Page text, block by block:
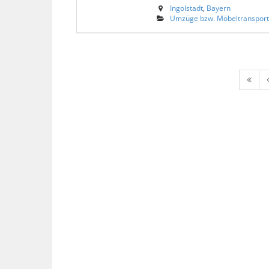
Ingolstadt, Bayern
Umzüge bzw.